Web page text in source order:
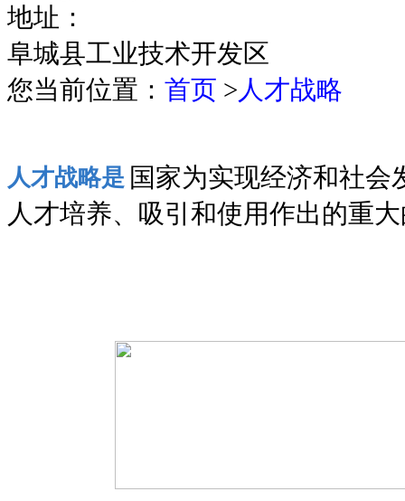
地址：
阜城县工业技术开发区
您当前位置： 首页 > 人才战略
人才战略是 国家为实现经济和社
人才培养、吸引和使用作出的重